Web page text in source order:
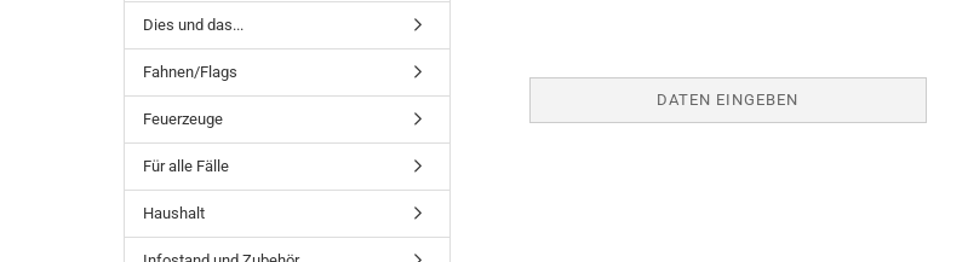
DATEN EINGEBEN
Dies und das...
Fahnen/Flags
Feuerzeuge
Für alle Fälle
Haushalt